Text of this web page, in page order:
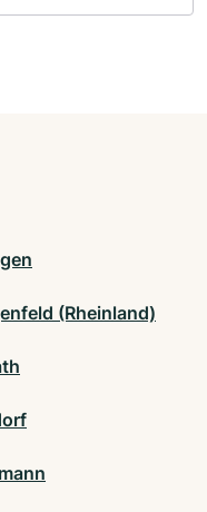
(Rheinland)